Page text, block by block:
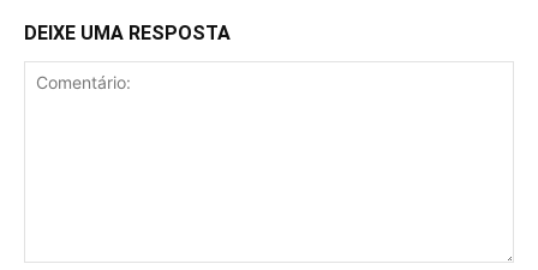
DEIXE UMA RESPOSTA